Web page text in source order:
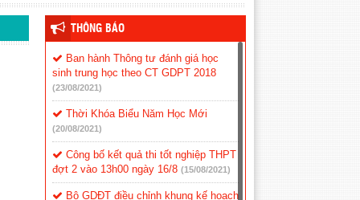
THÔNG BÁO
Ban hành Thông tư đánh giá học
sinh trung học theo CT GDPT 2018
(23/08/2021)
Thời Khóa Biểu Năm Học Mới
(20/08/2021)
Công bố kết quả thi tốt nghiệp THPT
đợt 2 vào 13h00 ngày 16/8 (15/08/2021)
Bộ GDĐT điều chỉnh khung kế hoạch